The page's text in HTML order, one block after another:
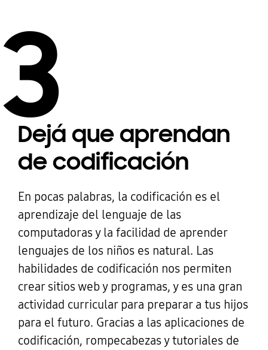
3
Dejá que aprendan
de codificación
En pocas palabras, la codificación es el
aprendizaje del lenguaje de las
computadoras y la facilidad de aprender
lenguajes de los niños es natural. Las
habilidades de codificación nos permiten
crear sitios web y programas, y es una gran
actividad curricular para preparar a tus hijos
para el futuro. Gracias a las aplicaciones de
codificación, rompecabezas y tutoriales de